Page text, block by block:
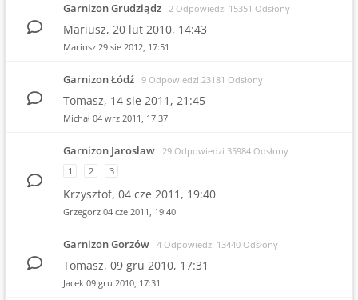
Garnizon Grudziądz 2 Odpowiedzi 15351 Odsłony
Mariusz, 20 lut 2010, 14:43
Mariusz 29 sie 2012, 17:51
Garnizon Łódź 9 Odpowiedzi 23181 Odsłony
Tomasz, 14 sie 2011, 21:45
Michał 04 wrz 2011, 17:37
Garnizon Jarosław 29 Odpowiedzi 35984 Odsłony
1
2 3
Krzysztof, 04 cze 2011, 19:40
Grzegorz 04 cze 2011, 19:40
Garnizon Gorzów 4 Odpowiedzi 13440 Odsłony
Tomasz, 09 gru 2010, 17:31
Jacek 09 gru 2010, 17:31